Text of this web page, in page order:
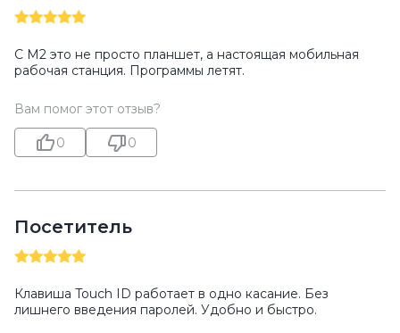
С M2 это не просто планшет, а настоящая мобильная
рабочая станция. Программы летят.
Вам помог этот отзыв?
0 0
Посетитель
Клавиша Touch ID работает в одно касание. Без
лишнего введения паролей. Удобно и быстро.